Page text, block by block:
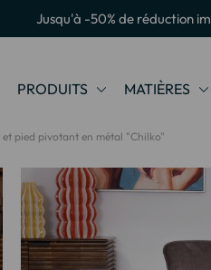
Jusqu'à -50% de réduction
PRODUITS MATIÈRES
pied pivotant en métal "Chilko"